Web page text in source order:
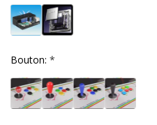
Bouton: *